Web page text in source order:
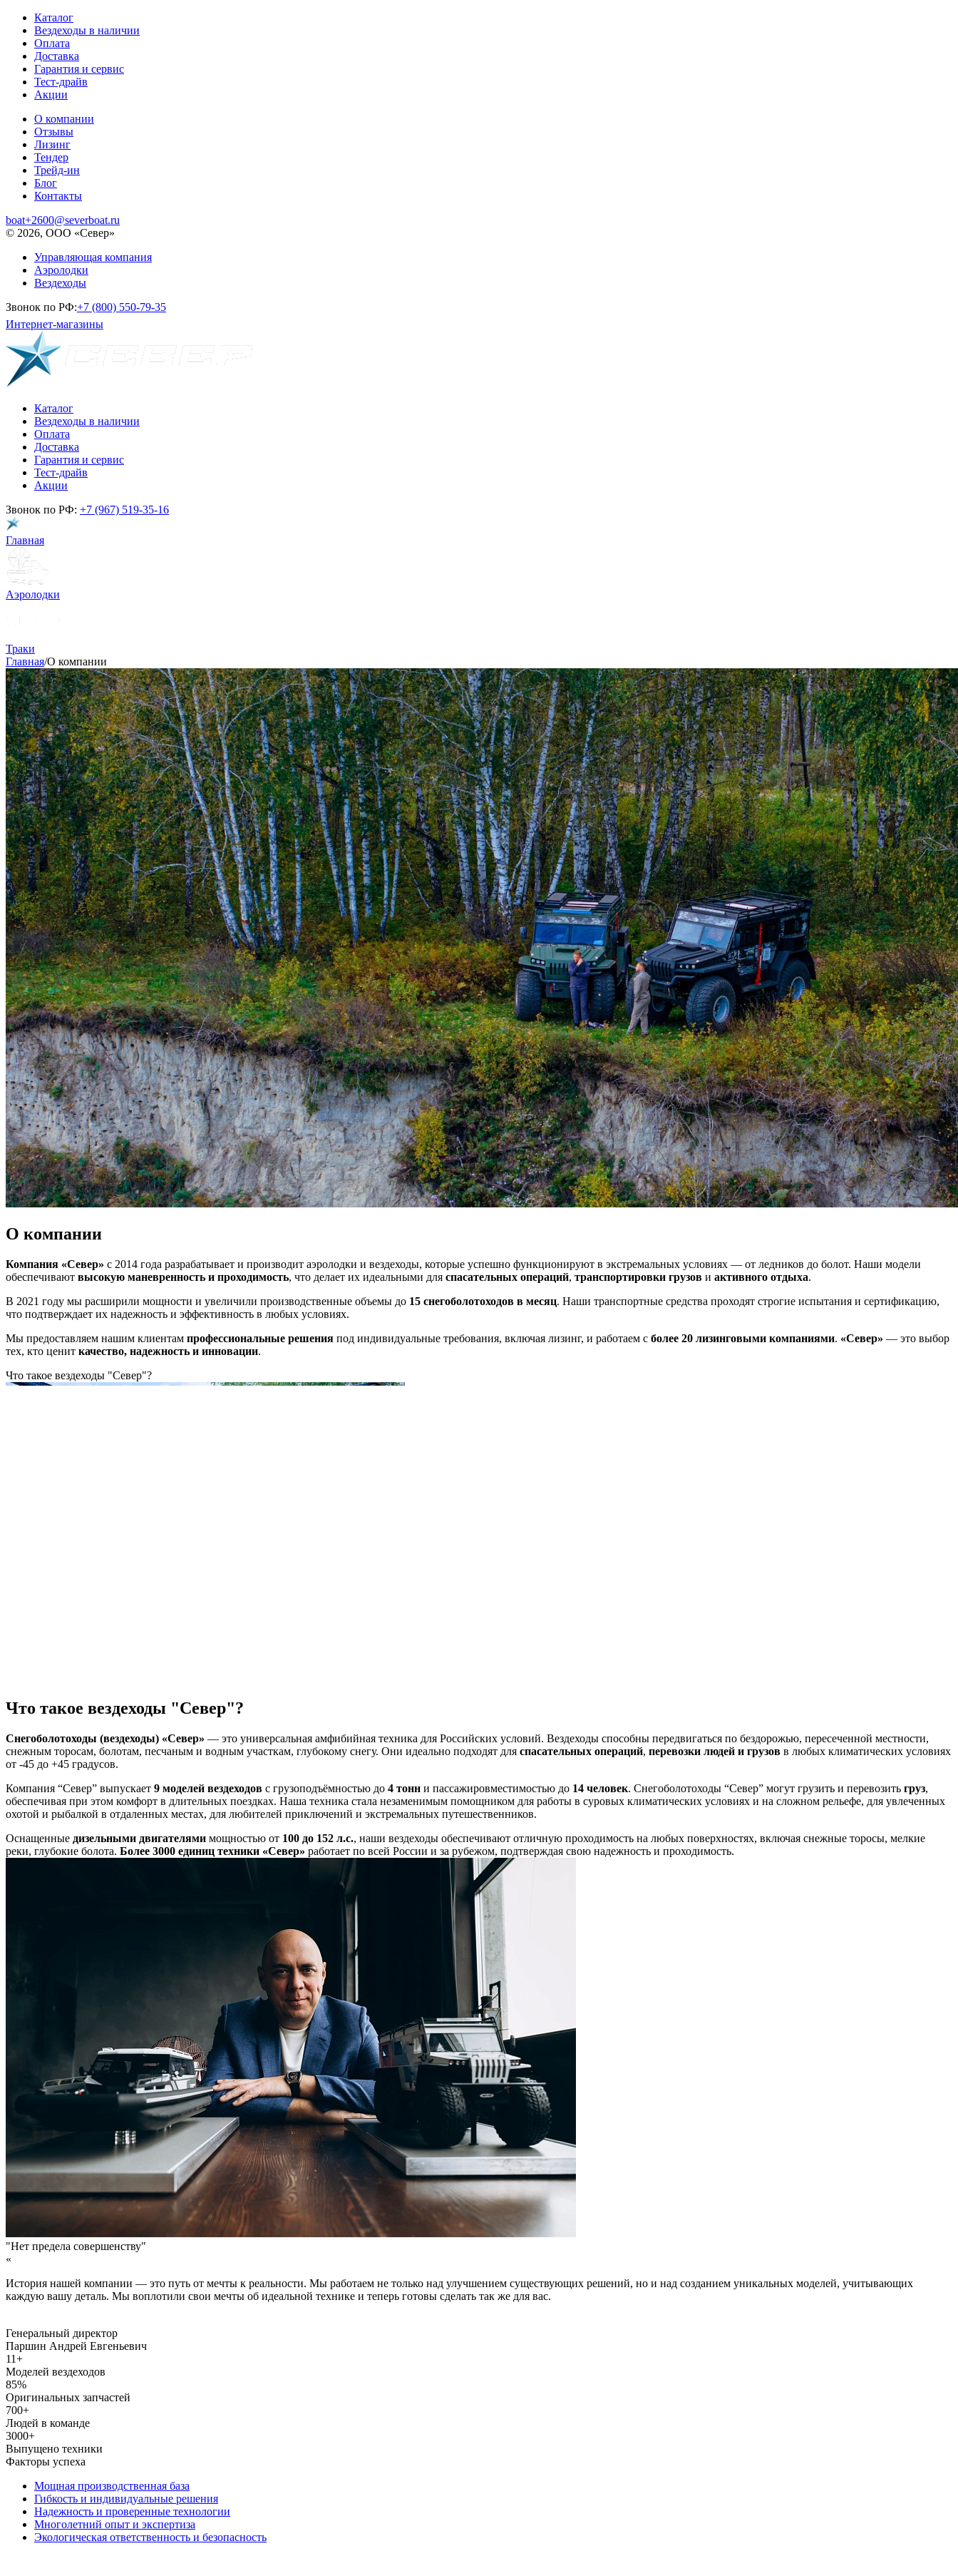
Каталог
Вездеходы в наличии
Оплата
Доставка
Гарантия и сервис
Тест-драйв
Акции
О компании
Отзывы
Лизинг
Тендер
Трейд-ин
Блог
Контакты
boat+2600@severboat.ru
© 2026, ООО «Север»
Управляющая компания
Аэролодки
Вездеходы
Звонок по РФ:+7 (800) 550-79-35
Интернет-магазины
Каталог
Вездеходы в наличии
Оплата
Доставка
Гарантия и сервис
Тест-драйв
Акции
Звонок по РФ: +7 (967) 519-35-16
Главная
Аэролодки
Траки
Главная/О компании
О компании
Компания «Север» с 2014 года разрабатывает и производит аэролодки и вездеходы, которые успешно функционируют в экстремальных условиях — от ледников до болот. Наши модели
обеспечивают высокую маневренность и проходимость, что делает их идеальными для спасательных операций, транспортировки грузов и активного отдыха.
В 2021 году мы расширили мощности и увеличили производственные объемы до 15 снегоболотоходов в месяц. Наши транспортные средства проходят строгие испытания и сертификацию,
что подтверждает их надежность и эффективность в любых условиях.
Мы предоставляем нашим клиентам профессиональные решения под индивидуальные требования, включая лизинг, и работаем с более 20 лизинговыми компаниями. «Север» — это выбор
тех, кто ценит качество, надежность и инновации.
Что такое вездеходы "Север"?
Что такое вездеходы "Север"?
Снегоболотоходы (вездеходы) «Север» — это универсальная амфибийная техника для Российских условий. Вездеходы способны передвигаться по бездорожью, пересеченной местности,
снежным торосам, болотам, песчаным и водным участкам, глубокому снегу. Они идеально подходят для спасательных операций, перевозки людей и грузов в любых климатических условиях
от -45 до +45 градусов.
Компания “Север” выпускает 9 моделей вездеходов с грузоподъёмностью до 4 тонн и пассажировместимостью до 14 человек. Снегоболотоходы “Север” могут грузить и перевозить груз,
обеспечивая при этом комфорт в длительных поездках. Наша техника стала незаменимым помощником для работы в суровых климатических условиях и на сложном рельефе, для увлеченных
охотой и рыбалкой в отдаленных местах, для любителей приключений и экстремальных путешественников.
Оснащенные дизельными двигателями мощностью от 100 до 152 л.с., наши вездеходы обеспечивают отличную проходимость на любых поверхностях, включая снежные торосы, мелкие
реки, глубокие болота. Более 3000 единиц техники «Север» работает по всей России и за рубежом, подтверждая свою надежность и проходимость.
"Нет предела совершенству"
«
История нашей компании — это путь от мечты к реальности. Мы работаем не только над улучшением существующих решений, но и над созданием уникальных моделей, учитывающих
каждую вашу деталь. Мы воплотили свои мечты об идеальной технике и теперь готовы сделать так же для вас.
Генеральный директор
Паршин Андрей Евгеньевич
11+
Моделей вездеходов
85%
Оригинальных запчастей
700+
Людей в команде
3000+
Выпущено техники
Факторы успеха
Мощная производственная база
Гибкость и индивидуальные решения
Надежность и проверенные технологии
Многолетний опыт и экспертиза
Экологическая ответственность и безопасность